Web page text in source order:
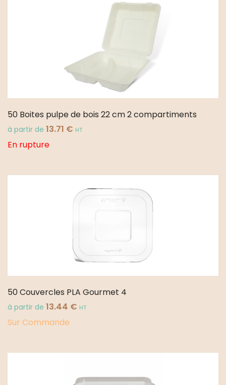
50 Boites pulpe de bois 22 cm 2 compartiments
à partir de 13.71 € HT
En rupture
50 Couvercles PLA Gourmet 4
à partir de 13.44 € HT
Sur Commande